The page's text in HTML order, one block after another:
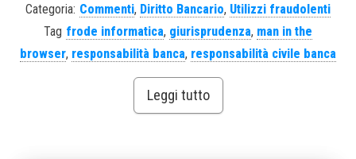
Categoria: Commenti, Diritto Bancario, Utilizzi fraudolenti
Tag frode informatica, giurisprudenza, man in the
browser, responsabilità banca, responsabilità civile banca
Leggi tutto